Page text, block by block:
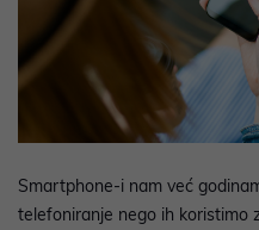
Smartphone-i nam već
telefoniranje nego ih koristimo